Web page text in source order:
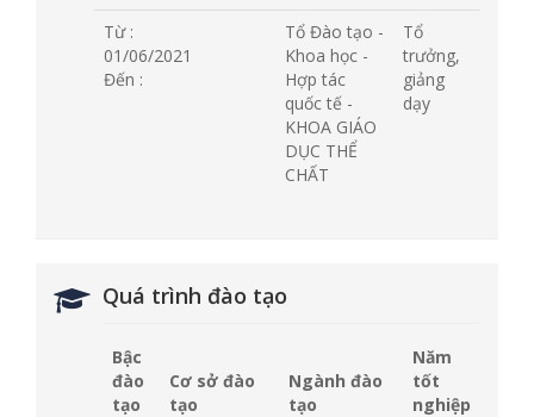
Từ :
01/06/2021
Đến :
Tổ Đào tạo -
Khoa học -
Hợp tác
quốc tế -
KHOA GIÁO
DỤC THỂ
CHẤT
Tổ
trưởng,
giảng
dạy
Quá trình đào tạo
Bậc
đào
tạo
Cơ sở đào
tạo
Ngành đào
tạo
Năm
tốt
nghiệp